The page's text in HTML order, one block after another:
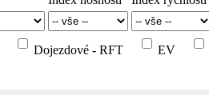
Dojezdové - RFT EV